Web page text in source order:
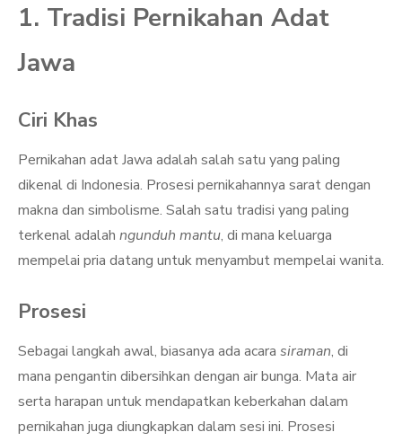
1. Tradisi Pernikahan Adat
Jawa
Ciri Khas
Pernikahan adat Jawa adalah salah satu yang paling
dikenal di Indonesia. Prosesi pernikahannya sarat dengan
makna dan simbolisme. Salah satu tradisi yang paling
terkenal adalah ngunduh mantu, di mana keluarga
mempelai pria datang untuk menyambut mempelai wanita.
Prosesi
Sebagai langkah awal, biasanya ada acara siraman, di
mana pengantin dibersihkan dengan air bunga. Mata air
serta harapan untuk mendapatkan keberkahan dalam
pernikahan juga diungkapkan dalam sesi ini. Prosesi